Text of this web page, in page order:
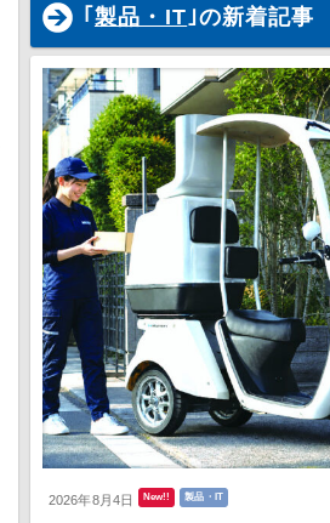
｢ 製品・IT ｣の新着記事
2026年8月4日 New!! 製品・IT